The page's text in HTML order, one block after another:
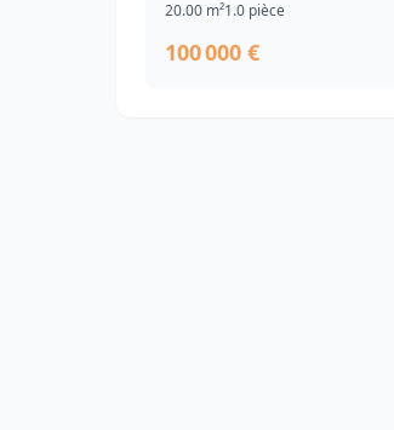
20.00 m²1.0 pièce
100 000 €